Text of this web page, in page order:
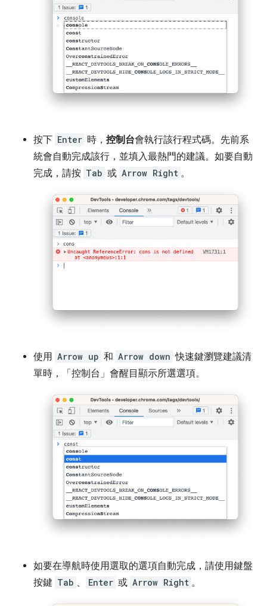
按下 Enter 時， 控制台會執行該行程式碼。先前系
統會自動完成該行，並填入最熱門的建議。如要自動
完成，請按 Tab 或 Arrow Right 。
使用 Arrow up 和 Arrow down 快速鍵瀏覽建議清
單時，「控制台」 會醒目顯示所選選項。
如要在導航時使用選取的選項自動完成，請使用鍵盤
按鍵 Tab 、 Enter 或 Arrow Right 。